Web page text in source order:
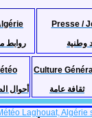
روابط
Presse /
وطنية
أحوال
Culture
ثقافة عامة
Laghouat, Algérie